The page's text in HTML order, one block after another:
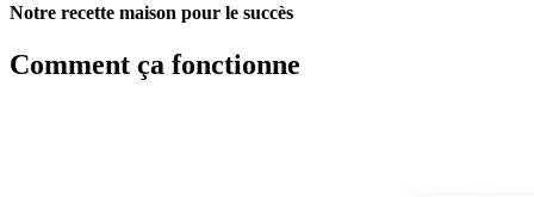
Notre recette maison pour le succès
Comment ça fonctionne